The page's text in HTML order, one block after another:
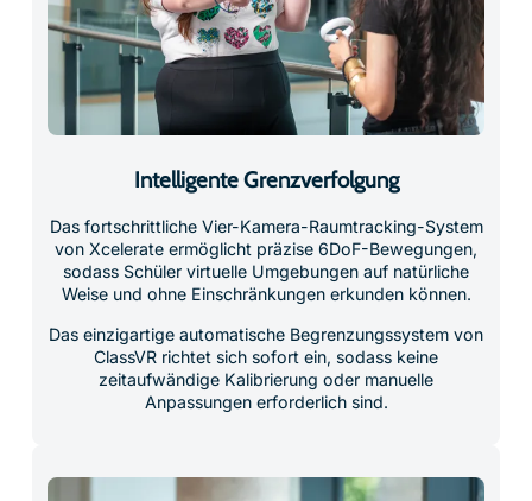
Intelligente Grenzverfolgung
Das fortschrittliche Vier-Kamera-Raumtracking-System
von Xcelerate ermöglicht präzise 6DoF-Bewegungen,
sodass Schüler virtuelle Umgebungen auf natürliche
Weise und ohne Einschränkungen erkunden können.
Das einzigartige automatische Begrenzungssystem von
ClassVR richtet sich sofort ein, sodass keine
zeitaufwändige Kalibrierung oder manuelle
Anpassungen erforderlich sind.